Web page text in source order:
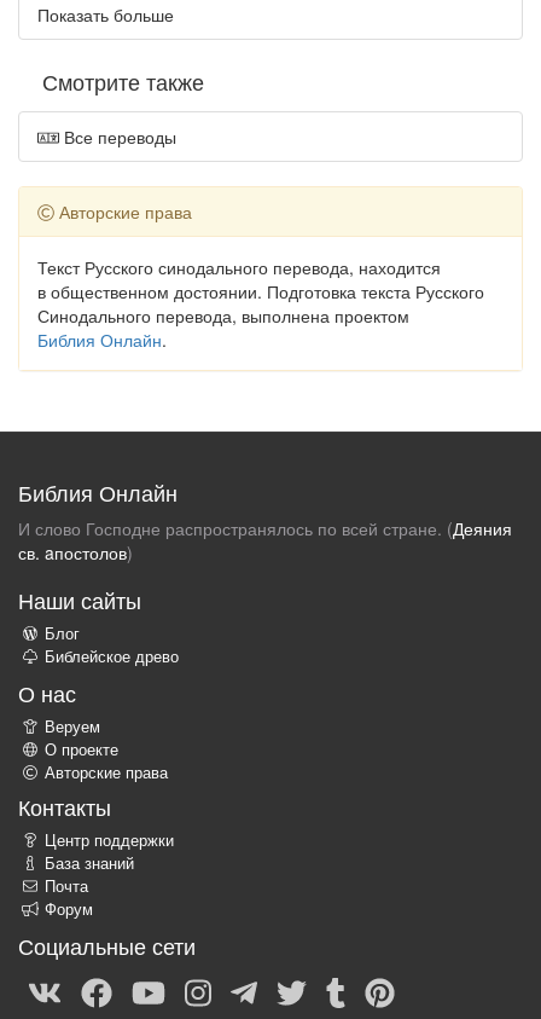
Показать больше
Смотрите также
Все переводы
Авторские права
Текст Русского синодального перевода, находится
в общественном достоянии. Подготовка текста Русского
Синодального перевода, выполнена проектом
Библия Онлайн.
Библия Онлайн
И слово Господне распространялось по всей стране. (Деяния
св. aпостолов)
Наши сайты
Блог
Библейское древо
О нас
Веруем
О проекте
Авторские права
Контакты
Центр поддержки
База знаний
Почта
Форум
Социальные сети